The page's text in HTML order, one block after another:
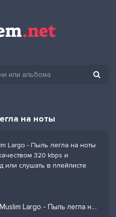
на ноты
Largo - Пыль легла на ноты
320 kbps и
или слушать в плейлисте
Слушать песню Muslim Largo - Пыль легла на ноты и добавить в избранных